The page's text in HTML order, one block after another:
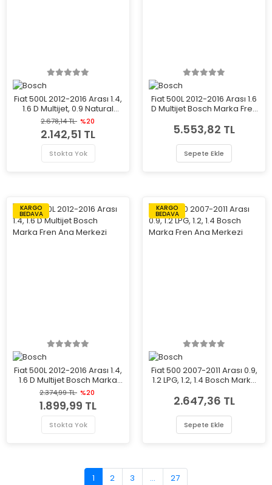
Fiat 500L 2012-2016 Arası 1.4,
1.6 D Multijet, 0.9 Natural
Power, 0.9, 1.3 D Multijet
Bosch Marka Fren Ana
Merkezi
2.678,14 TL %20
2.142,51 TL
Stokta Yok
Fiat 500L 2012-2016 Arası 1.6
D Multijet Bosch Marka Fren
5.553,82 TL
Sepete Ekle
KARGO
BEDAVA
Fiat 500L 2012-2016 Arası 1.4,
1.6 D Multijet Bosch Marka
Fren Ana Merkezi
2.374,99 TL %20
1.899,99 TL
Stokta Yok
KARGO
BEDAVA
Fiat 500 2007-2011 Arası 0.9,
1.2 LPG, 1.2, 1.4 Bosch Marka
2.647,36 TL
Sepete Ekle
1 2 3 ... 27